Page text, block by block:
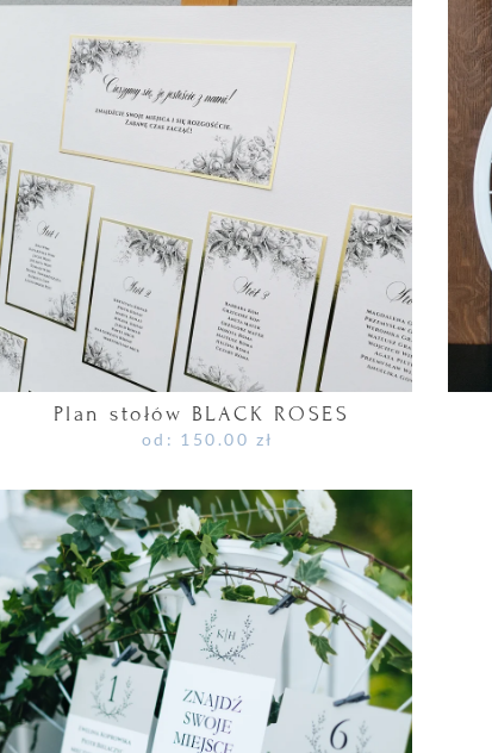
Plan stołów BLACK ROSES
od: 150.00 zł